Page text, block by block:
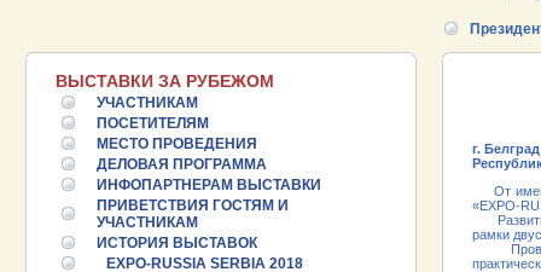
ВЫСТАВКИ ЗА РУБЕЖОМ
УЧАСТНИКАМ
ПОСЕТИТЕЛЯМ
МЕСТО ПРОВЕДЕНИЯ
ДЕЛОВАЯ ПРОГРАММА
ИНФОПАРТНЕРАМ ВЫСТАВКИ
ПРИВЕТСТВИЯ ГОСТЯМ И
УЧАСТНИКАМ
ИСТОРИЯ ВЫСТАВОК
EXPO-RUSSIA SERBIA 2018
г. Белград
От имени
«EXPO-
рамки